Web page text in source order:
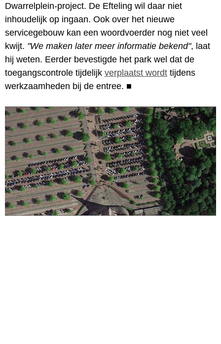
Dwarrelplein-project. De Efteling wil daar niet
inhoudelijk op ingaan. Ook over het nieuwe
servicegebouw kan een woordvoerder nog niet veel
kwijt. "We maken later meer informatie bekend", laat
hij weten. Eerder bevestigde het park wel dat de
toegangscontrole tijdelijk verplaatst wordt tijdens
werkzaamheden bij de entree. ■